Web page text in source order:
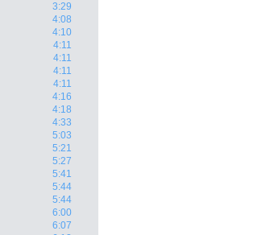
3:29
4:08
4:10
4:11
4:11
4:11
4:11
4:16
4:18
4:33
5:03
5:21
5:27
5:41
5:44
5:44
6:00
6:07